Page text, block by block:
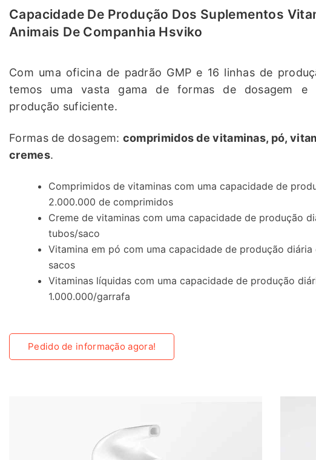
Capacidade De Produção Dos Suplementos
Animais De Companhia Hsviko
Com uma oficina de padrão GMP e 16 linhas de
temos uma vasta gama de formas de dosagem e
produção suficiente.
Formas de dosagem: comprimidos de vitaminas, pó,
cremes.
Comprimidos de vitaminas com uma capacidade de
2.000.000 de comprimidos
Creme de vitaminas com uma capacidade de produção
tubos/saco
Vitamina em pó com uma capacidade de produção
sacos
Vitaminas líquidas com uma capacidade de produção
1.000.000/garrafa
Pedido de informação agora!